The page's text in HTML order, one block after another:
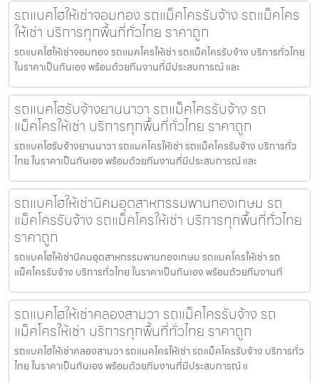
รถแบคโฮให้เช่าจอมทอง รถแม็คโครรับจ้าง รถแม็คโคร
ให้เช่า บริการทุกพื้นที่ทั่วไทย ราคาถูก
รถแบคโฮให้เช่าจอมทอง รถแมคโครให้เช่า รถแม็คโครรับจ้าง บริการทั่วไทย
ในราคาเป็นกันเอง พร้อมด้วยทีมงานที่มีประสบการณ์ และ
รถแบคโฮรับจ้างยานนาวา รถแม็คโครรับจ้าง รถ
แม็คโครให้เช่า บริการทุกพื้นที่ทั่วไทย ราคาถูก
รถแบคโฮรับจ้างยานนาวา รถแมคโครให้เช่า รถแม็คโครรับจ้าง บริการทั่ว
ไทย ในราคาเป็นกันเอง พร้อมด้วยทีมงานที่มีประสบการณ์ และ
รถแบคโฮให้เช่านิคมอุตสาหกรรมพานทองเกษม รถ
แม็คโครรับจ้าง รถแม็คโครให้เช่า บริการทุกพื้นที่ทั่วไทย
ราคาถูก
รถแบคโฮให้เช่านิคมอุตสาหกรรมพานทองเกษม รถแมคโครให้เช่า รถ
แม็คโครรับจ้าง บริการทั่วไทย ในราคาเป็นกันเอง พร้อมด้วยทีมงานที
รถแบคโฮให้เช่าคลองสามวา รถแม็คโครรับจ้าง รถ
แม็คโครให้เช่า บริการทุกพื้นที่ทั่วไทย ราคาถูก
รถแบคโฮให้เช่าคลองสามวา รถแมคโครให้เช่า รถแม็คโครรับจ้าง บริการทั่ว
ไทย ในราคาเป็นกันเอง พร้อมด้วยทีมงานที่มีประสบการณ์ แ